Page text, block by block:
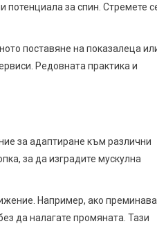
потенциала за спин. Стремете
поставяне на показалеца
Редовната практика и
за адаптиране към различни
за да изградите мускулна
Например, ако
да налагате промяната. Тази